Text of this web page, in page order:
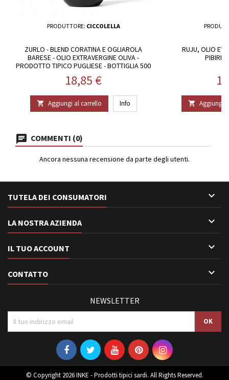
PRODUTTORE: CICCOLELLA
ZURLO - BLEND CORATINA E OGLIAROLA
BARESE - OLIO EXTRAVERGINE OLIVA -
PRODOTTO TIPICO PUGLIESE - BOTTIGLIA 500
Prezzo
18,85 €
 Aggiungi al carrello Info
RUJU, OLIO
 Aggiungi
COMMENTI (0)
Ancora nessuna recensione da parte degli utenti.
TUTELA DEI CONSUMATORI 
LA NOSTRA AZIENDA 
IL TUO ACCOUNT 
CONTATTO 
NEWSLETTER
© Copyright 2026 INKE - Prodotti tipici sardi. All Rights Reserved.